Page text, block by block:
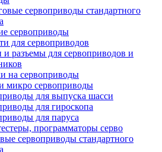
сервоприводы стандартного
сервоприводы
для сервоприводов
и разъемы для сервоприводов и
на сервоприводы
микро сервоприводы
для выпуска шасси
для гироскопа
для паруса
программаторы серво
сервоприводы стандартного